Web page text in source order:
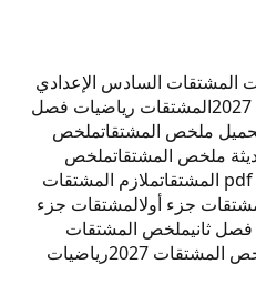
المشتقات السادس الإعدادي
المشتقات رياضيات فصل
ملخص المشتقاتملخص
ملخص المشتقاتملخص
ملازم المشتقات
جزء أولالمشتقات جزء
ثانيملخص المشتقات
المشتقات 2027
رياضيات